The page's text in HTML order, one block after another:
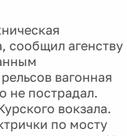
сообщил агенству
вагонная
не пострадал.
вокзала.
по мосту